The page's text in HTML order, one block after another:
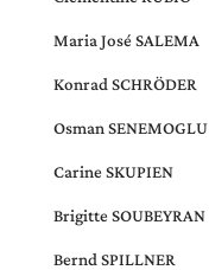
Maria José SALEMA
Konrad SCHRÖDER
Osman SENEMOGLU
Carine SKUPIEN
Brigitte SOUBEYRAN
Bernd SPILLNER